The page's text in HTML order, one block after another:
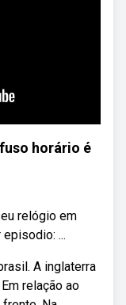
horário é
relógio em
...
A inglaterra
relação ao